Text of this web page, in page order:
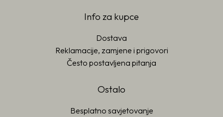
Info za kupce
Dostava
Reklamacije, zamjene i prigovori
Često postavljena pitanja
Ostalo
Besplatno savjetovanje